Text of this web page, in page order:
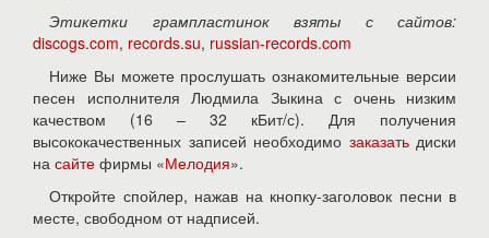
Этикетки грампластинок взяты с сайтов:
discogs.com, records.su, russian-records.com
Ниже Вы можете прослушать ознакомительные версии
песен исполнителя Людмила Зыкина с очень низким
качеством (16 – 32 кБит/с). Для получения
высококачественных записей необходимо заказатьдиски
на сайте фирмы «Мелодия».
Откройте спойлер, нажав на кнопку-заголовок песни в
месте, свободном от надписей.